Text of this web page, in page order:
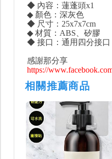
◆ 內容：蓮蓬頭x1
◆ 顏色：深灰色
◆ 尺寸：25x7x7cm
◆ 材質：ABS、矽膠
◆ 接口：通用四分接口
感謝那分享
https://
相關推薦商品